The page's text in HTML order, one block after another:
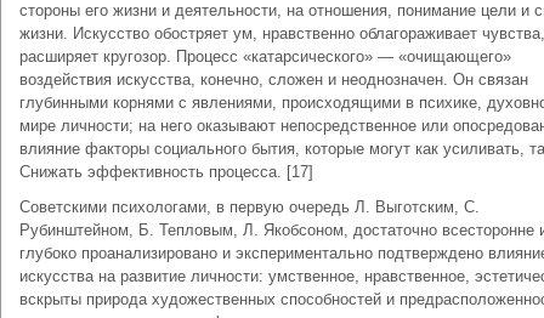
стороны его жизни и деятельности, на отношения, понимание цели и
жизни. Искусство обостряет ум, нравственно облагораживает чувства,
расширяет кругозор. Процесс «катарсического» — «очищающего»
воздействия искусства, конечно, сложен и неоднозначен. Он связан
глубинными корнями с явлениями, происходящими в психике,
мире личности; на него оказывают непосредственное или
влияние факторы социального бытия, которые могут как усиливать,
Снижать эффективность процесса. [17]
Советскими психологами, в первую очередь Л. Выготским, С.
Рубинштейном, Б. Тепловым, Л. Якобсоном, достаточно всесторонне
глубоко проанализировано и экспериментально подтверждено
искусства на развитие личности: умственное, нравственное,
вскрыты природа художественных способностей и